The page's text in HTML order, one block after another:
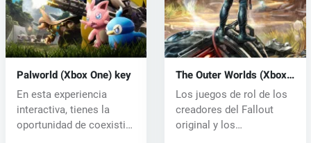
Palworld (Xbox One) key
En esta experiencia
interactiva, tienes la
oportunidad de coexistir
The Outer Worlds (Xbox
One) key
Los juegos de rol de los
creadores del Fallout
original y los